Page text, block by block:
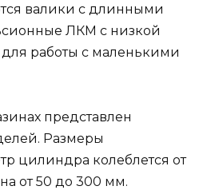
валики с длинными
ЛКМ с низкой
для работы с маленькими
представлен
Размеры
цилиндра колеблется от
от 50 до 300 мм.